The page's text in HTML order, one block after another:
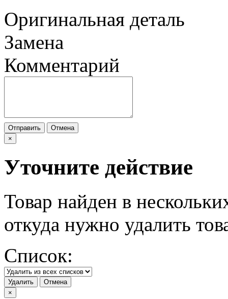
Оригинальная деталь
Замена
Комментарий
Отправить
Отмена
×
Уточните действие
Товар найден в
откуда нужно удалить
Список:
Удалить
Отмена
×